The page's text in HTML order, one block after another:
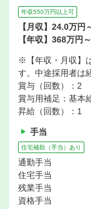
年収550万円以上可
【月収】24.0万
【年収】368万円
※【年収・月収】
す。中途採用者は
賞与（回数）：2
賞与用補足：基本
昇給（回数）：1
手当
住宅補助（手当）あり
通勤手当
住宅手当
残業手当
資格手当